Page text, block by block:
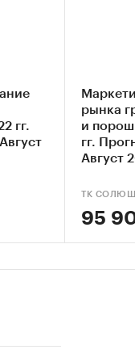
гг.
рынка
и
гг.
Август
ТК
95